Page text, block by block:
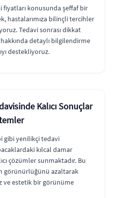
fiyatları konusunda şeffaf bir
hastalarımıza bilinçli tercihler
Tedavi sonrası dikkat
detaylı bilgilendirme
destekliyoruz.
Kalıcı Sonuçlar
gibi yenilikçi tedavi
kılcal damar
çözümler sunmaktadır. Bu
görünürlüğünü azaltarak
ve estetik bir görünüme